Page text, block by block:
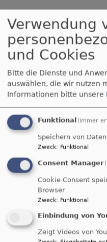
- RUHE IN FRIEDEN -
STERN RAD
Verwendung
und Cookies
Bitte die Dienste und
auswählen, die wir nutzen
Informationen bitte unsere
Funktional (immer
Speichern von
Zweck: Funktional
Consent Manager
Cookie Consent
Browser
Zweck: Funktional
Einbindung von
Zeigt Videos von